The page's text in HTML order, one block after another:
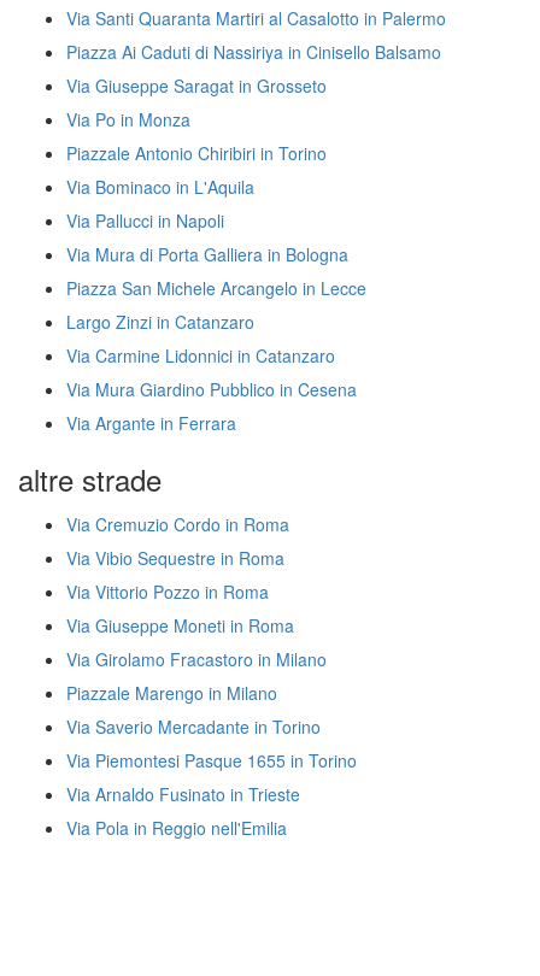
Via Santi Quaranta Martiri al Casalotto in Palermo
Piazza Ai Caduti di Nassiriya in Cinisello Balsamo
Via Giuseppe Saragat in Grosseto
Via Po in Monza
Piazzale Antonio Chiribiri in Torino
Via Bominaco in L'Aquila
Via Pallucci in Napoli
Via Mura di Porta Galliera in Bologna
Piazza San Michele Arcangelo in Lecce
Largo Zinzi in Catanzaro
Via Carmine Lidonnici in Catanzaro
Via Mura Giardino Pubblico in Cesena
Via Argante in Ferrara
altre strade
Via Cremuzio Cordo in Roma
Via Vibio Sequestre in Roma
Via Vittorio Pozzo in Roma
Via Giuseppe Moneti in Roma
Via Girolamo Fracastoro in Milano
Piazzale Marengo in Milano
Via Saverio Mercadante in Torino
Via Piemontesi Pasque 1655 in Torino
Via Arnaldo Fusinato in Trieste
Via Pola in Reggio nell'Emilia